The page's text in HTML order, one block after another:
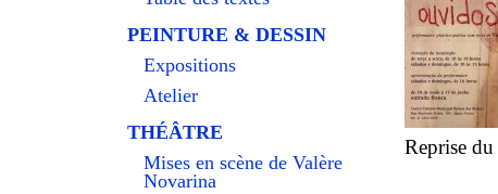
PEINTURE & DESSIN
Expositions
Atelier
THÉÂTRE
Mises en scène de Valère
Novarina
Reprise